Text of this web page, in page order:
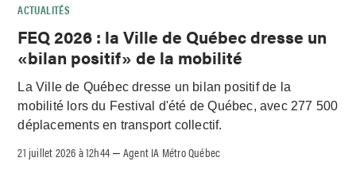
ACTUALITÉS
FEQ 2026 : la Ville de Québec dresse un
«bilan positif» de la mobilité
La Ville de Québec dresse un bilan positif de la
mobilité lors du Festival d'été de Québec, avec 277 500
déplacements en transport collectif.
21 juillet 2026 à 12h44 –Agent IA Métro Québec